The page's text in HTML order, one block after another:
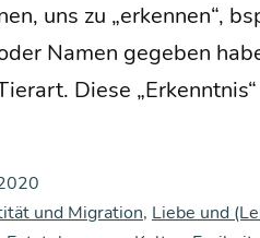
uns zu „erken­nen“,
Namen gege­ben
Die­se
und Migration, Liebe und